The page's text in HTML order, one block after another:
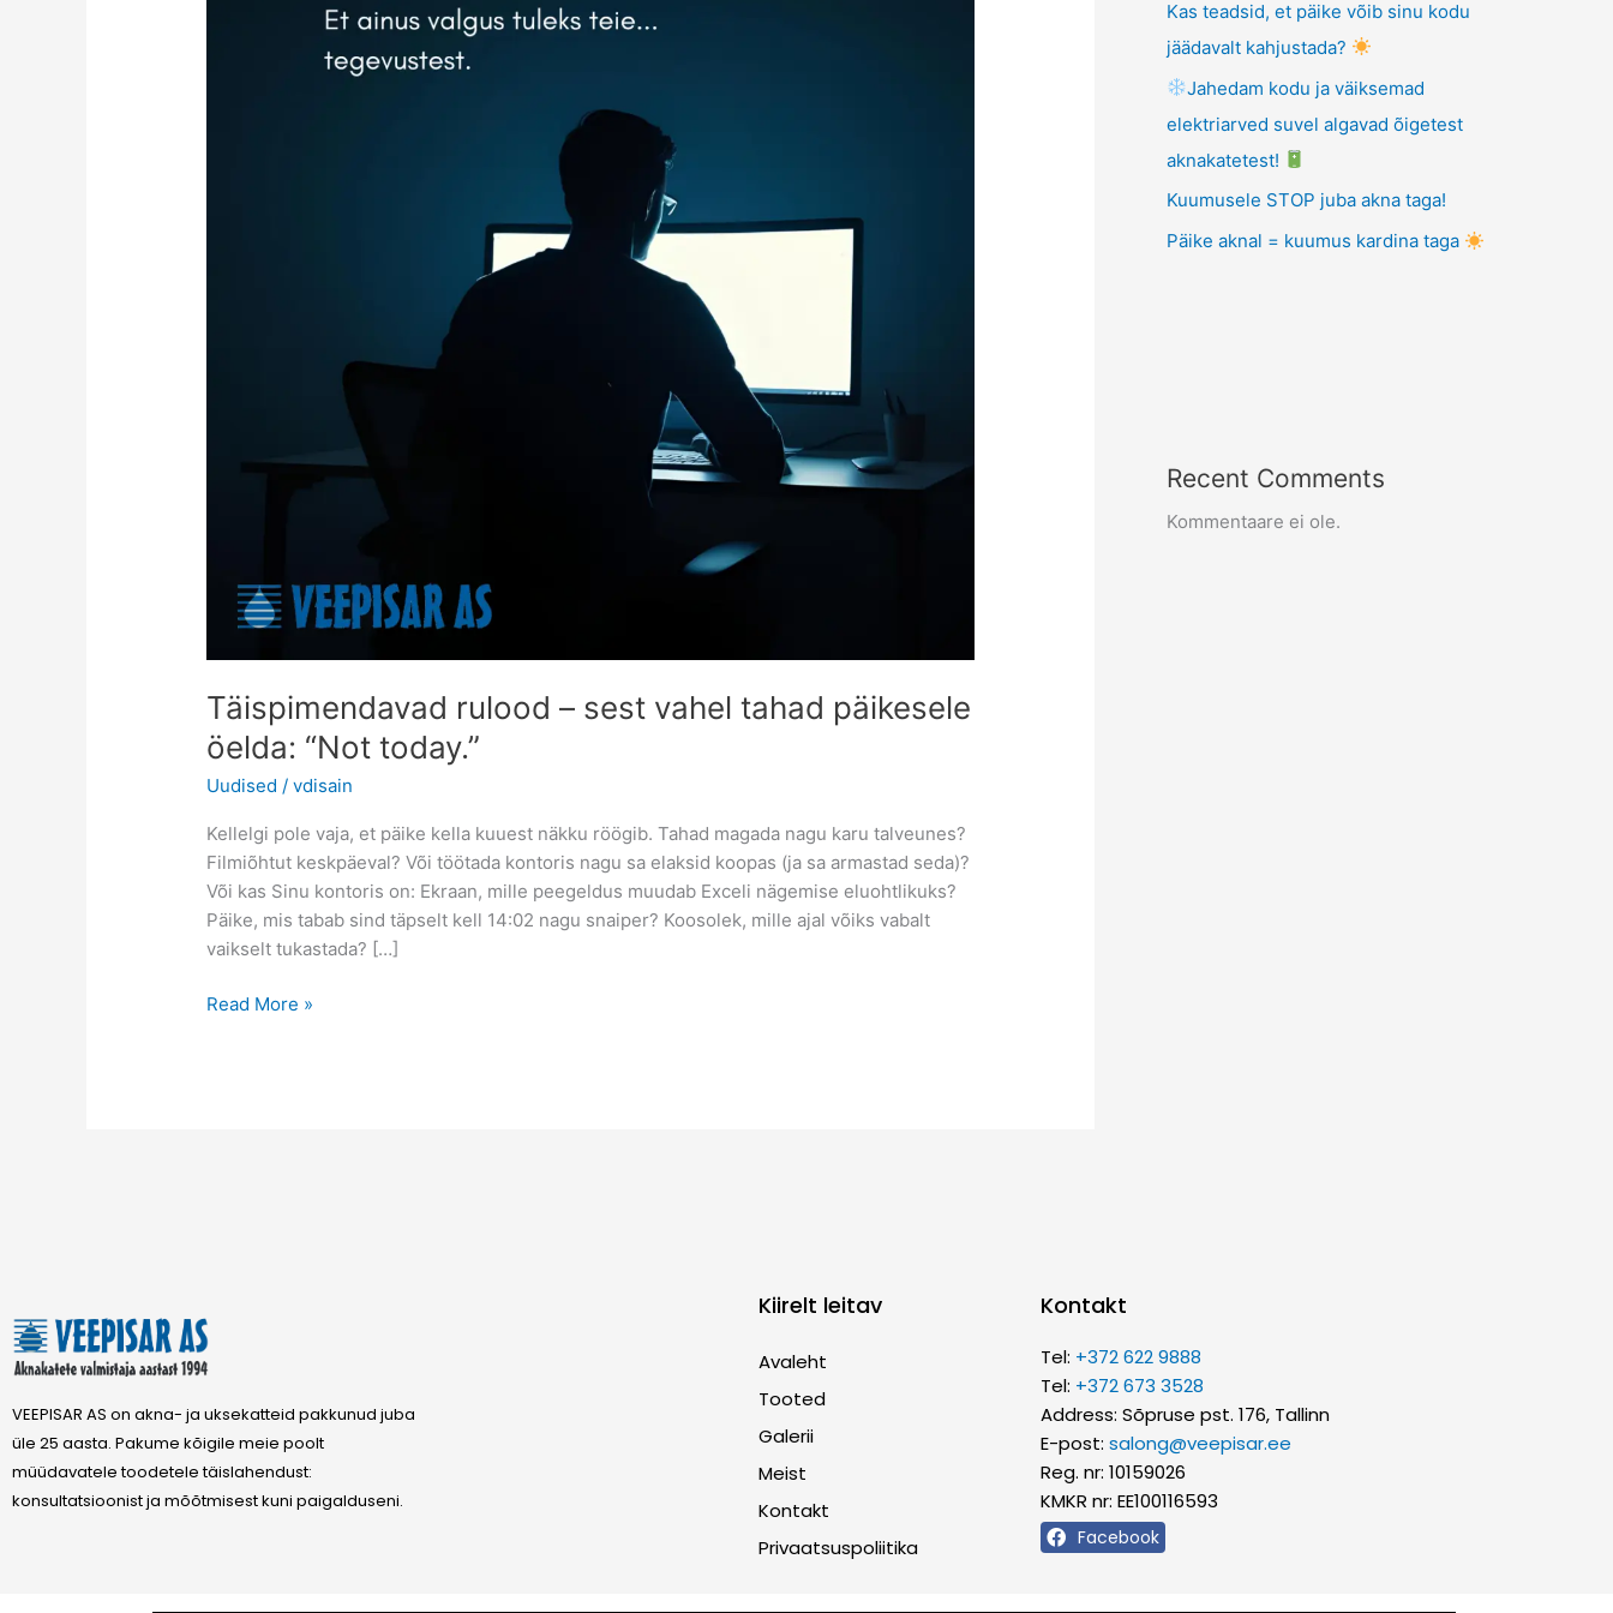
Täispimendavad rulood – sest vahel tahad päikesele
öelda: “Not today.”
Uudised /vdisain
Kellelgi pole vaja, et päike kella kuuest näkku röögib. Tahad magada nagu karu talveunes?
Filmiõhtut keskpäeval? Või töötada kontoris nagu sa elaksid koopas (ja sa armastad seda)?
Või kas Sinu kontoris on: Ekraan, mille peegeldus muudab Exceli nägemise eluohtlikuks?
Päike, mis tabab sind täpselt kell 14:02 nagu snaiper? Koosolek, mille ajal võiks vabalt
vaikselt tukastada? […]
Read More »
Kas teadsid, et päike võib sinu kodu
jäädavalt kahjustada?
Jahedam kodu ja väiksemad
elektriarved suvel algavad õigetest
aknakatetest!
Kuumusele STOP juba akna taga!
Päike aknal = kuumus kardina taga
Recent Comments
Kommentaare ei ole.
VEEPISAR AS on akna- ja uksekatteid pakkunud juba
üle 25 aasta. Pakume kõigile meie poolt
müüdavatele toodetele täislahendust:
konsultatsioonist ja mõõtmisest kuni paigalduseni.
Kiirelt leitav
Avaleht
Tooted
Galerii
Meist
Kontakt
Privaatsuspoliitika
Kontakt
Tel: +372 622 9888
Tel: +372 673 3528
Address: Sõpruse pst. 176, Tallinn
E-post:salong@veepisar.ee
Reg. nr: 10159026
KMKR nr: EE100116593
Facebook